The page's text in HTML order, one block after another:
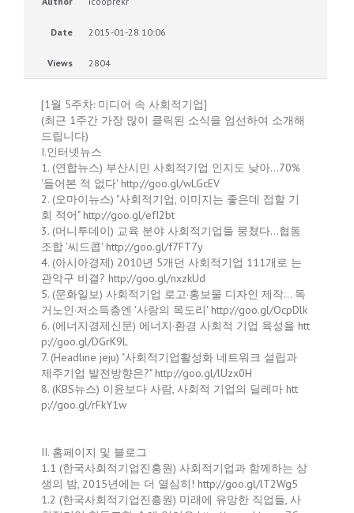
Date 2015-01-28 10:06
Views 2804
[1월 5주차: 미디어 속 사회적기업]
(최근 1주간 가장 많이 클릭된 소식을 엄선하여 소개해
드립니다)
I.인터넷뉴스
1. (연합뉴스) 부산시민 사회적기업 인지도 낮아…70%
'들어본 적 없다' http://goo.gl/wLGcEV
2. (오마이뉴스) "사회적기업, 이미지는 좋은데 접할 기
회 적어" http://goo.gl/efI2bt
3. (머니투데이) 교육 분야 사회적기업들 뭉쳤다…협동
조합 '씨드콥' http://goo.gl/f7FT7y
4. (아시아경제) 2010년 5개던 사회적기업 111개로 는
관악구 비결? http://goo.gl/nxzkUd
5. (문화일보) 사회적기업 로고·홍보물 디자인 제작… 독
거노인·저소득층엔 '사랑의 목도리' http://goo.gl/OcpDlk
6. (에너지경제신문) 에너지·환경 사회적 기업 육성을 htt
p://goo.gl/DGrK9L
7. (Headline jeju) "사회적기업활성화 네트워크 설립과
제주기업 발전방향은?" http://goo.gl/lUzx0H
8. (KBS뉴스) 이윤보다 사람, 사회적 기업의 딜레마 htt
p://goo.gl/rFkY1w
II. 홈페이지 및 블로그
1.1 (한국사회적기업진흥원) 사회적기업과 함께하는 상
생의 밤, 2015년에는 더 열심히! http://goo.gl/lT2Wg5
1.2 (한국사회적기업진흥원) 미래에 유망한 직업들, 사